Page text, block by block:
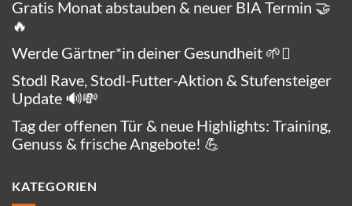
Gratis Monat abstauben & neuer BIA Termin 🤝
🔥
Werde Gärtner*in deiner Gesundheit 🌱🪏
Stodl Rave, Stodl-Futter-Aktion & Stufensteiger
Update 🔊💸
Tag der offenen Tür & neue Highlights: Training,
Genuss & frische Angebote! 💪
KATEGORIEN